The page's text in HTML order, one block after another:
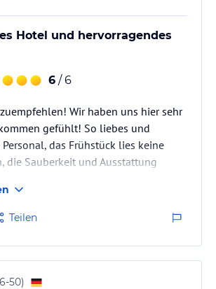
Hotel und hervorragendes
6 / 6
Wir haben uns hier sehr
gefühlt! So liebes und
das Frühstück lies keine
die Sauberkeit und Ausstattung
für diese tollen Aufenthalte in
Teilen
50)